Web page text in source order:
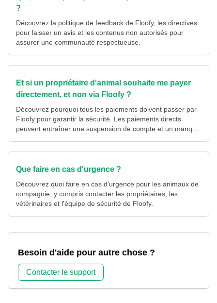
?
Découvrez la politique de feedback de Floofy, les directives
pour laisser un avis et les contenus non autorisés pour
assurer une communauté respectueuse.
Et si un propriétaire d'animal souhaite me payer
directement, et non via Floofy ?
Découvrez pourquoi tous les paiements doivent passer par
Floofy pour garantir la sécurité. Les paiements directs
peuvent entraîner une suspension de compte et un manque
Que faire en cas d'urgence ?
Découvrez quoi faire en cas d'urgence pour les animaux de
compagnie, y compris contacter les propriétaires, les
vétérinaires et l'équipe de sécurité de Floofy.
Besoin d'aide pour autre chose ?
Contacter le support